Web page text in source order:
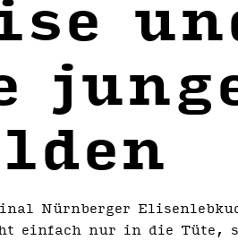
Nürnberger
einfach nur in die Tüte,